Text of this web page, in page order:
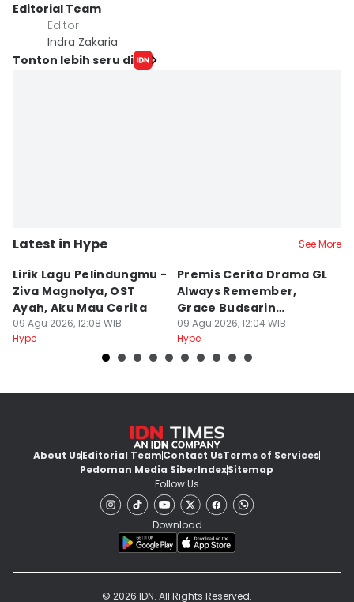
Editorial Team
Editor
Indra Zakaria
Tonton lebih seru di
Latest in Hype See More
Lirik Lagu Pelindungmu -
Ziva Magnolya, OST
Ayah, Aku Mau Cerita
09 Agu 2026, 12:08 WIB
Hype
Premis Cerita Drama GL
Always Remember,
Grace Budsarin
Comeback
09 Agu 2026, 12:04 WIB
Hype
About UsEditorial TeamContact UsTerms of Services
Pedoman Media SiberIndexSitemap
Follow Us
Download
© 2026 IDN. All Rights Reserved.